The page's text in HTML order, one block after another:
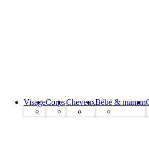
VisageCorpsCheveuxBébé & maman